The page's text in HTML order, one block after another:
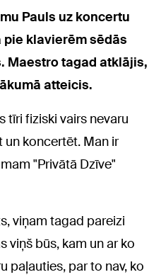
Pauls uz koncertu
klavierēm sēdās
Maestro tagad atklājis,
atteicis.
tīri fiziski vairs nevaru
koncertēt. Man ir
"Privātā Dzīve"
viņam tagad pareizi
viņš būs, kam un ar ko
paļauties, par to nav, ko